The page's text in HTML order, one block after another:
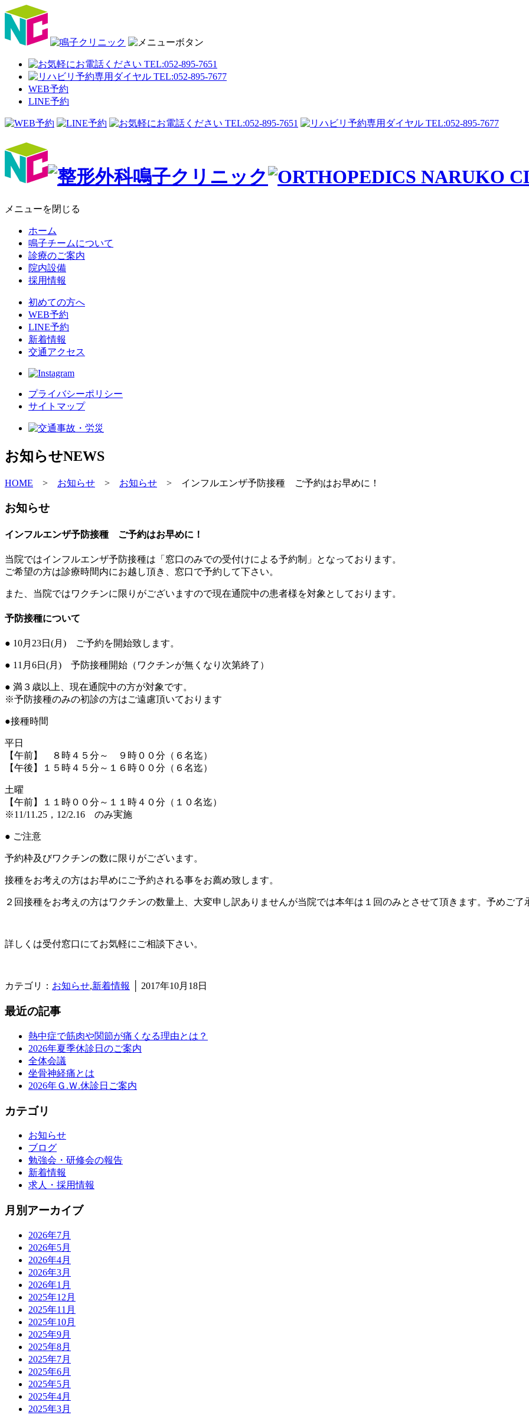
WEB予約
LINE予約
メニューを閉じる
ホーム
鳴子チームについて
診療のご案内
院内設備
採用情報
初めての方へ
WEB予約
LINE予約
新着情報
交通アクセス
プライバシーポリシー
サイトマップ
お知らせNEWS
HOME > お知らせ > お知らせ > インフルエンザ予防接種 ご予約はお早めに！
お知らせ
インフルエンザ予防接種 ご予約はお早めに！
当院ではインフルエンザ予防接種は「窓口のみでの受付けによる予約制」となっております。
ご希望の方は診療時間内にお越し頂き、窓口で予約して下さい。
また、当院ではワクチンに限りがございますので現在通院中の患者様を対象としております。
予防接種について
● 10月23日(月) ご予約を開始致します。
● 11月6日(月) 予防接種開始（ワクチンが無くなり次第終了）
● 満３歳以上、現在通院中の方が対象です。
※予防接種のみの初診の方はご遠慮頂いております
●接種時間
平日
【午前】 ８時４５分～ ９時００分（６名迄）
【午後】１５時４５分～１６時００分（６名迄）
土曜
【午前】１１時００分～１１時４０分（１０名迄）
※11/11.25，12/2.16 のみ実施
● ご注意
予約枠及びワクチンの数に限りがございます。
接種をお考えの方はお早めにご予約される事をお薦め致します。
２回接種をお考えの方はワクチンの数量上、大変申し訳ありませんが当院では本年は１回のみとさせて頂きます。予めご了
詳しくは受付窓口にてお気軽にご相談下さい。
カテゴリ： お知らせ,新着情報 │ 2017年10月18日
最近の記事
熱中症で筋肉や関節が痛くなる理由とは？
2026年夏季休診日のご案内
全体会議
坐骨神経痛とは
2026年Ｇ.Ｗ.休診日ご案内
カテゴリ
お知らせ
ブログ
勉強会・研修会の報告
新着情報
求人・採用情報
月別アーカイブ
2026年7月
2026年5月
2026年4月
2026年3月
2026年1月
2025年12月
2025年11月
2025年10月
2025年9月
2025年8月
2025年7月
2025年6月
2025年5月
2025年4月
2025年3月